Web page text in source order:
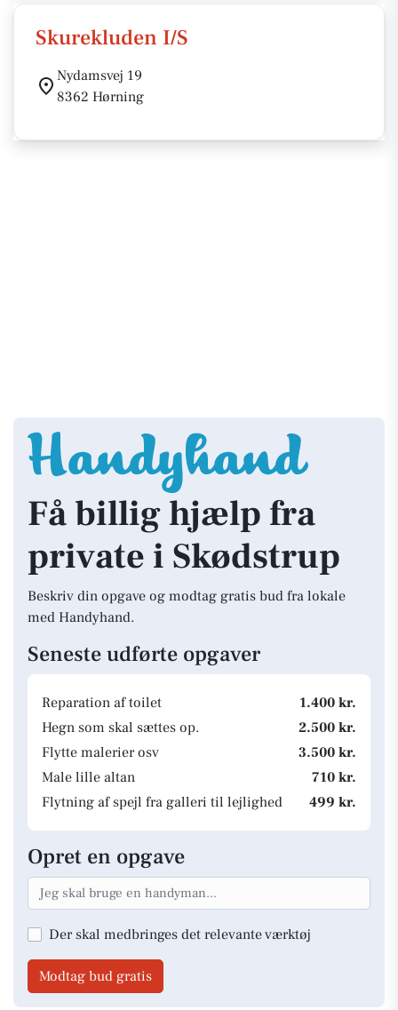
Skurekluden I/S
Nydamsvej 19
8362 Hørning
Få billig hjælp fra
private i Skødstrup
Beskriv din opgave og modtag gratis bud fra lokale
med Handyhand.
Seneste udførte opgaver
Reparation af toilet
1.400 kr.
Hegn som skal sættes op.
2.500 kr.
Flytte malerier osv
3.500 kr.
Male lille altan
710 kr.
Flytning af spejl fra galleri til lejlighed
499 kr.
Opret en opgave
Der skal medbringes det relevante værktøj
Modtag bud gratis